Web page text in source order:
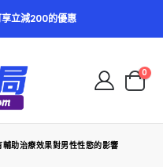
立減200的優惠
0
輔助治療效果對男性性慾的影響